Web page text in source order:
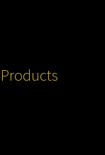
Products